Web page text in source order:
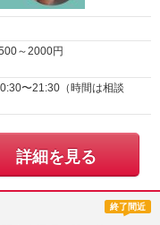
～2000円
〜21:30（時間は相談
詳細を見る
終了間近